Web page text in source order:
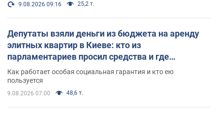
9.08.2026 09:16 25,2 т.
Депутаты взяли деньги из бюджета на аренду
элитных квартир в Киеве: кто из
парламентариев просил средства и где
поселился
Как работает особая социальная гарантия и кто ею
пользуется
9.08.2026 07:00 48,6 т.